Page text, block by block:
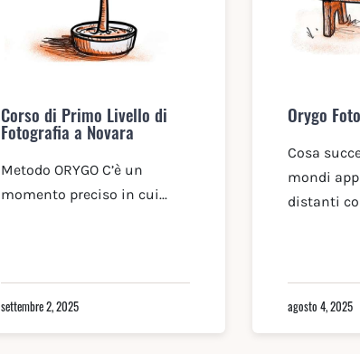
Corso di Primo Livello di
Fotografia a Novara
Metodo ORYGO C’è un
momento preciso in cui...
settembre 2, 2025
Orygo
Cosa
mondi
distanti
agosto 4, 2025